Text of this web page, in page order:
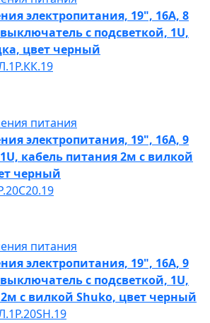
электропитания, 19", 16А, 8
с подсветкой, 1U,
цвет черный
электропитания, 19", 16А, 9
кабель питания 2м с вилкой
черный
электропитания, 19", 16А, 9
с подсветкой, 1U,
с вилкой Shuko, цвет черный